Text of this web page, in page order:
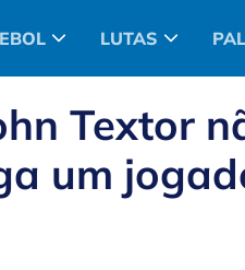
LUTAS
Textor
um